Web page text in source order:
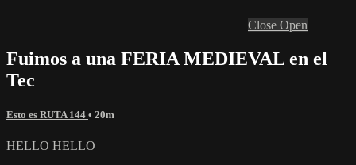
Close Open
Fuimos a una FERIA MEDIEVAL en el
Tec
Esto es RUTA 144 • 20m
HELLO HELLO